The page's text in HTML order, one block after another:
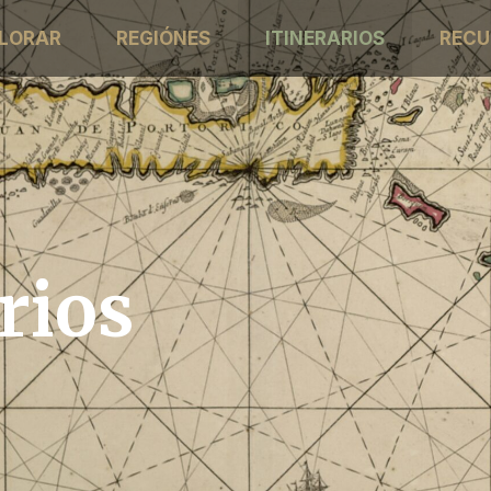
REGIÓNES ITINERARIOS